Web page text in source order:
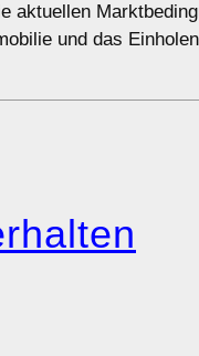
aktuellen
und das